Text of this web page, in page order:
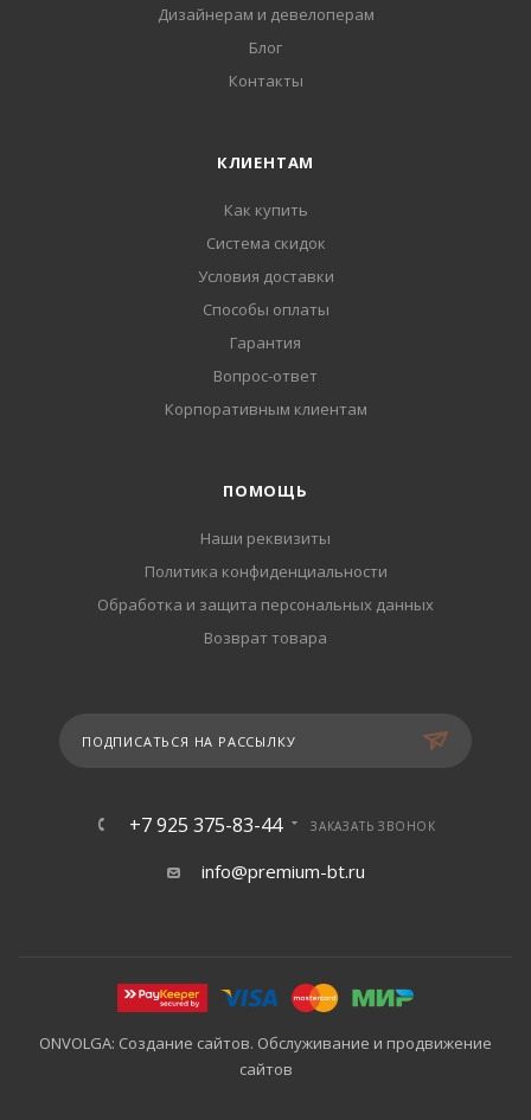
Дизайнерам и девелоперам
Блог
Контакты
КЛИЕНТАМ
Как купить
Система скидок
Условия доставки
Способы оплаты
Гарантия
Вопрос-ответ
Корпоративным клиентам
ПОМОЩЬ
Наши реквизиты
Политика конфиденциальности
Обработка и защита персональных данных
Возврат товара
ПОДПИСАТЬСЯ НА РАССЫЛКУ
+7 925 375-83-44 ЗАКАЗАТЬ ЗВОНОК
info@premium-bt.ru
ONVOLGA: Создание сайтов. Обслуживание и продвижение
сайтов